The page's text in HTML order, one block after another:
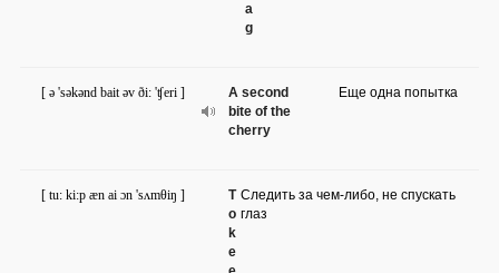
a
g
A second
bite of the
cherry
[ ə 'səkənd bait əv ði: 'ʧeri ] Еще одна попытка
T
o
k
e
[ tu: ki:p æn ai ɔn 'sʌmθiŋ ]
Следить за чем-либо, не спускать
глаз